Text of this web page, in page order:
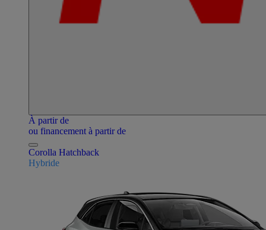
À partir de
ou financement à partir de
Corolla Hatchback
Hybride